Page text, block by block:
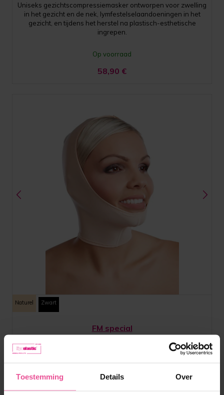
Toestemming Details Over
Uniseks gezichtscompressiemasker ontworpen voor zwelling
in het gezicht en de nek, lymfestelselaandoeningen in het
gezicht, en tijdens het herstel na plastisch-esthetische
ingrepen.
Op voorraad
58,90 €
Naturel Zwart
FM special